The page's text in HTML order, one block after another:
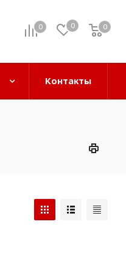
0 0 0
0
Контакты